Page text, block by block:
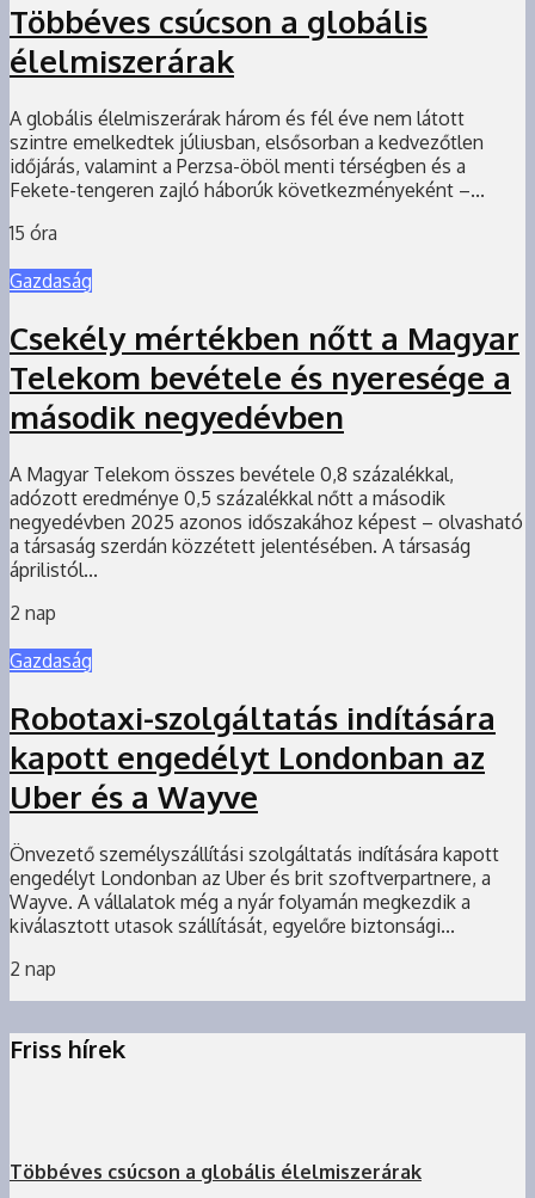
Többéves csúcson a globális
élelmiszerárak
A globális élelmiszerárak három és fél éve nem látott
szintre emelkedtek júliusban, elsősorban a kedvezőtlen
időjárás, valamint a Perzsa-öböl menti térségben és a
Fekete-tengeren zajló háborúk következményeként –...
15 óra
Gazdaság
Csekély mértékben nőtt a Magyar
Telekom bevétele és nyeresége a
második negyedévben
A Magyar Telekom összes bevétele 0,8 százalékkal,
adózott eredménye 0,5 százalékkal nőtt a második
negyedévben 2025 azonos időszakához képest – olvasható
a társaság szerdán közzétett jelentésében. A társaság
áprilistól...
2 nap
Gazdaság
Robotaxi-szolgáltatás indítására
kapott engedélyt Londonban az
Uber és a Wayve
Önvezető személyszállítási szolgáltatás indítására kapott
engedélyt Londonban az Uber és brit szoftverpartnere, a
Wayve. A vállalatok még a nyár folyamán megkezdik a
kiválasztott utasok szállítását, egyelőre biztonsági...
2 nap
Friss hírek
Többéves csúcson a globális élelmiszerárak